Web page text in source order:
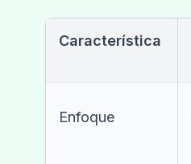
Característica
Enfoque